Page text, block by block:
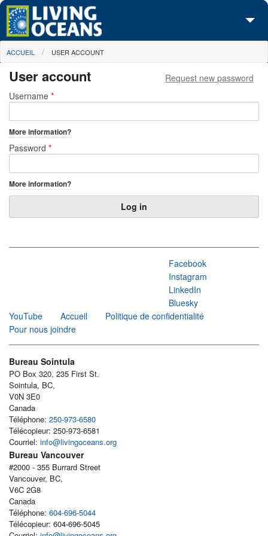
Skip to main content
À propos de nous
Nos campagnes
Les Cartes
You are here
ACCUEIL USER ACCOUNT
User account
Primary tabs
Request new password
Username *
More information?
Password *
More information?
Facebook
Instagram
LinkedIn
Bluesky
YouTube
Accueil
Politique de confidentialité
Pour nous joindre
Bureau Sointula
PO Box 320, 235 First St.
Sointula, BC,
V0N 3E0
Canada
Téléphone: 250-973-6580
Télécopieur: 250-973-6581
Courriel: info@livingoceans.org
Bureau Vancouver
#2000 - 355 Burrard Street
Vancouver, BC,
V6C 2G8
Canada
Téléphone: 604-696-5044
Télécopieur: 604-696-5045